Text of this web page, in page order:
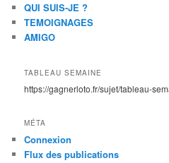
QUI SUIS-JE ?
TEMOIGNAGES
AMIGO
TABLEAU SEMAINE
https://gagnerloto.fr/sujet/tableau-
MÉTA
Connexion
Flux des publications